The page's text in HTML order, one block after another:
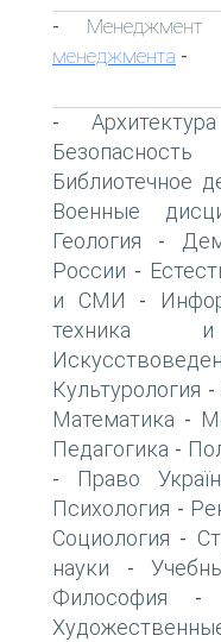
- Менеджмент
менеджмента -
-
Безопасность
Библиотечное
Военные
Геология -
России -
и СМИ -
техника и
Культурология -
Математика -
Педагогика -
- Право
Психология -
Социология -
науки -
Философия -